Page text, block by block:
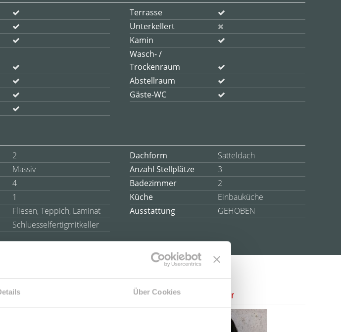
Über Cookies
Terrasse
Unterkellert
Kamin
Wasch- /
Trockenraum
Abstellraum
Gäste-WC
2 Dachform
Satteldach
Massiv Anzahl Stellplätze
3
4 Badezimmer
2
1 Küche
Einbauküche
Fliesen, Teppich, Laminat Ausstattung
GEHOBEN
Schluesselfertigmitkeller
ein komfortables
Im Kellerbereich,
Ansprechpartner